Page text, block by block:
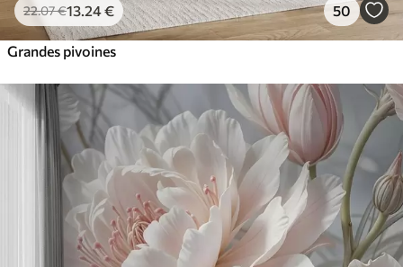
22.07€13 .24€ 50
Grandes pivoines